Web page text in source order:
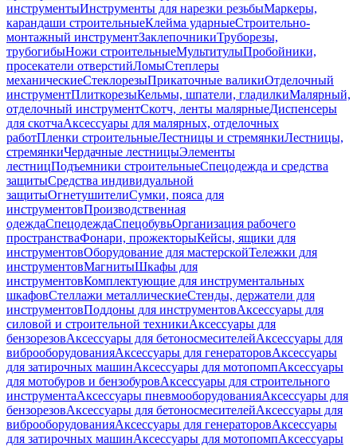
инструментыИнструменты для нарезки резьбыМаркеры,
карандаши строительныеКлейма ударныеСтроительно-
монтажный инструментЗаклепочникиТруборезы,
трубогибыНожи строительныеМультитулыПробойники,
просекатели отверстийЛомыСтеплеры
механическиеСтеклорезыПрикаточные валикиОтделочный
инструментПлиткорезыКельмы, шпатели, гладилкиМалярный,
отделочный инструментСкотч, ленты малярныеДиспенсеры
для скотчаАксессуары для малярных, отделочных
работПленки строительныеЛестницы и стремянкиЛестницы,
стремянкиЧердачные лестницыЭлементы
лестницПодъемники строительныеСпецодежда и средства
защитыСредства индивидуальной
защитыОгнетушителиСумки, пояса для
инструментовПроизводственная
одеждаСпецодеждаСпецобувьОрганизация рабочего
пространстваФонари, прожекторыКейсы, ящики для
инструментовОборудование для мастерскойТележки для
инструментовМагнитыШкафы для
инструментовКомплектующие для инструментальных
шкафовСтеллажи металлическиеСтенды, держатели для
инструментовПоддоны для инструментовАксессуары для
силовой и строительной техникиАксессуары для
бензорезовАксессуары для бетоносмесителейАксессуары для
виброоборудованияАксессуары для генераторовАксессуары
для затирочных машинАксессуары для мотопомпАксессуары
для мотобуров и бензобуровАксессуары для строительного
инструментаАксессуары пневмооборудованияАксессуары для
бензорезовАксессуары для бетоносмесителейАксессуары для
виброоборудованияАксессуары для генераторовАксессуары
для затирочных машинАксессуары для мотопомпАксессуары